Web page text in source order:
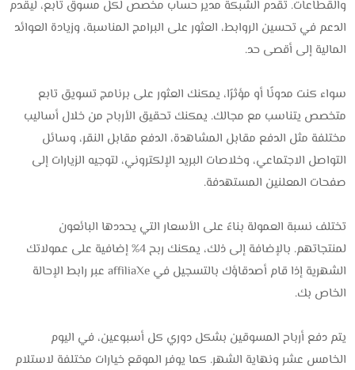
والقطاعات. تقدم الشبكة مدير حساب مخصص لكل مسوق تابع، ليقدم
الدعم في تحسين الروابط، العثور على البرامج المناسبة، وزيادة العوائد
المالية إلى أقصى حد.
سواء كنت مدونًا أو مؤثرًا، يمكنك العثور على برنامج تسويق تابع
متخصص يتناسب مع مجالك. يمكنك تحقيق الأرباح من خلال أساليب
مختلفة مثل الدفع مقابل المشاهدة، الدفع مقابل النقر، وسائل
التواصل الاجتماعي، وخلاصات البريد الإلكتروني، لتوجيه الزيارات إلى
صفحات المعلنين المستهدفة.
تختلف نسبة العمولة بناءً على الأسعار التي يحددها البائعون
لمنتجاتهم. بالإضافة إلى ذلك، يمكنك ربح 4% إضافية على عمولاتك
الشهرية إذا قام أصدقاؤك بالتسجيل في affiliaXe عبر رابط الإحالة
الخاص بك.
يتم دفع أرباح المسوقين بشكل دوري كل أسبوعين، في اليوم
الخامس عشر ونهاية الشهر. كما يوفر الموقع خيارات مختلفة لاستلام